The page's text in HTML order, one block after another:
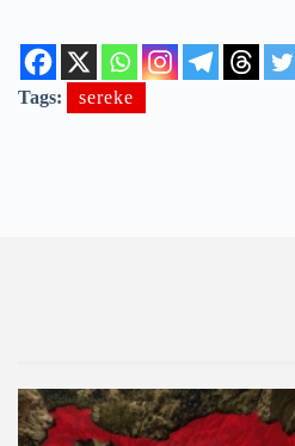
Tags: sereke